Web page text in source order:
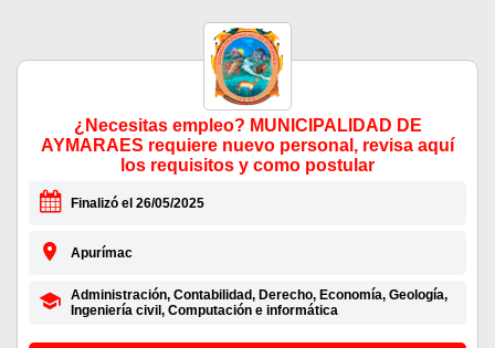
¿Necesitas empleo? MUNICIPALIDAD DE
AYMARAES requiere nuevo personal, revisa aquí
los requisitos y como postular
Finalizó el 26/05/2025
Apurímac
Administración, Contabilidad, Derecho, Economía, Geología,
Ingeniería civil, Computación e informática